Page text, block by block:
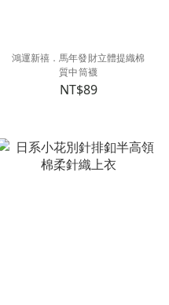
鴻運新禧．馬年發財立體提織棉
質中筒襪
NT$89